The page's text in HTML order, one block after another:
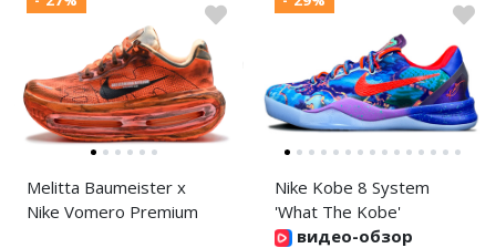
Melitta Baumeister x
Nike Vomero Premium
Nike Kobe 8 System
'What The Kobe'
видео-обзор